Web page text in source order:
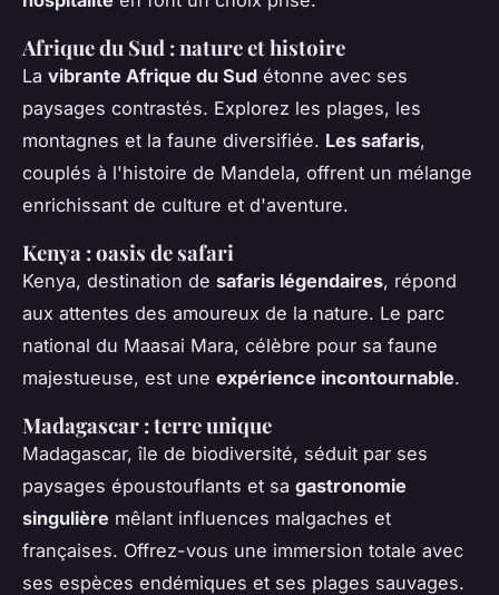
Afrique du Sud : nature et histoire
La vibrante Afrique du Sud étonne avec ses
paysages contrastés. Explorez les plages, les
montagnes et la faune diversifiée. Les safaris,
couplés à l'histoire de Mandela, offrent un mélange
enrichissant de culture et d'aventure.
Kenya : oasis de safari
Kenya, destination de safaris légendaires, répond
aux attentes des amoureux de la nature. Le parc
national du Maasai Mara, célèbre pour sa faune
majestueuse, est une expérience incontournable.
Madagascar : terre unique
Madagascar, île de biodiversité, séduit par ses
paysages époustouflants et sa gastronomie
singulière mêlant influences malgaches et
françaises. Offrez-vous une immersion totale avec
ses espèces endémiques et ses plages sauvages.